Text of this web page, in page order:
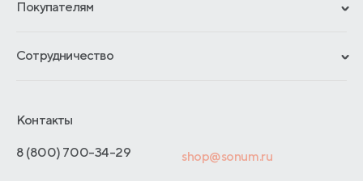
Гарантии
Отзывы покупателей
Покупателям
Обмен и возврат
Адреса магазинов
Договор-оферты
Сотрудничество
Отельерам
Контакты
8 (800) 700-34-29 shop@sonum.ru